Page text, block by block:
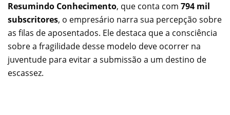
Resumindo Conhecimento, que conta com 794 mil
subscritores, o empresário narra sua percepção sobre
as filas de aposentados. Ele destaca que a consciência
sobre a fragilidade desse modelo deve ocorrer na
juventude para evitar a submissão a um destino de
escassez.